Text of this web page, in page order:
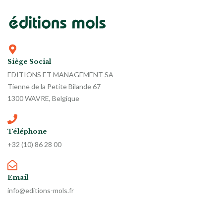
Siège Social
EDITIONS ET MANAGEMENT SA
Tienne de la Petite Bilande 67
1300 WAVRE, Belgique
Téléphone
+32 (10) 86 28 00
Email
info@editions-mols.fr